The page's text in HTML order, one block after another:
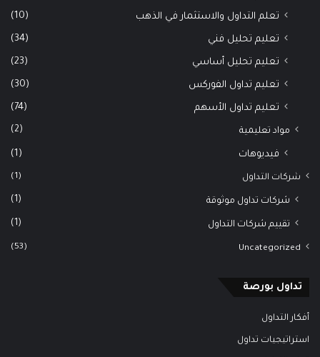
تعلم التداول والاستثمار في الذهب (10)
تعليم تحليل فني (34)
تعليم تحليل أساسي (23)
تعليم تداول الفوركس (30)
تعليم تداول الأسهم (74)
مواد تعليمية (2)
فيديوهات (1)
شركات التداول (1)
شركات تداول موثوقة (1)
تقييم شركات التداول (1)
Uncategorized
(53)
تداول بورصة
أفكار التداول
استراتيجيات تداول